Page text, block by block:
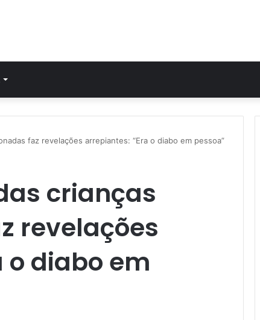
faz revelações arrepiantes: “Era o diabo em pessoa”
crianças
revelações
o diabo em